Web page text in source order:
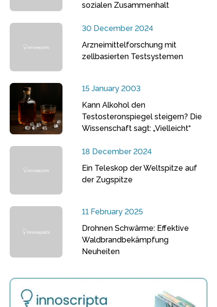
sozialen Zusammenhalt
30 December 2024
Arzneimittelforschung mit
zellbasierten Testsystemen
15 January 2003
Kann Alkohol den
Testosteronspiegel steigern? Die
Wissenschaft sagt: „Vielleicht“
18 December 2024
Ein Teleskop der Weltspitze auf
der Zugspitze
11 February 2025
Drohnen Schwärme: Effektive
Waldbrandbekämpfung
Neuheiten